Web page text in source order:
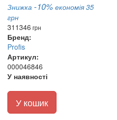
Знижка -10% економія 35
грн
311346 грн
Бренд:
Profis
Артикул:
000046846
У наявності
У кошик